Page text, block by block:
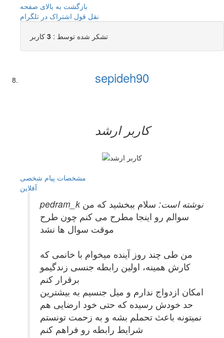
بازگشت به بالای صفحه
نقل قول اشتراک در تلگرام
تشکر شده توسط : 3 کاربر
sepideh90
کاربر ارشد
مشخصات پیام شخصی
آفلاين
pedram_k نوشته است: سلام ببخشید که من
سوالم رو اینجا مطرح می کنم چون طرح
موقت سوال ها نشد
من طی چند روز آینده میخوام با خانمی که
کارش همینه، اولین رابطه جنسی زندگیمو
برقرار کنم
امکان ازدواج ندارم و میل جنسیم به بیشترین
حد خودش رسیده که حتی خود ارضایی هم
نمیتونه باعث تحملم بشه و به زحمت تونستم
شرایط رابطه رو فراهم کنم